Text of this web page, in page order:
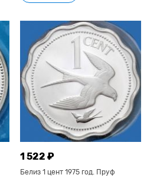
1 522 ₽
Белиз 1 цент 1975 год. Пруф